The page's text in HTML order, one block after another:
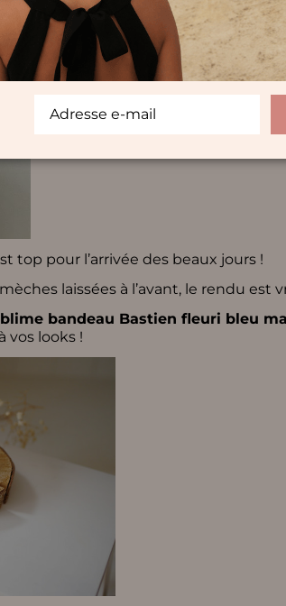
top pour l’arrivée des beaux jours !
laissées à l’avant, le rendu est
bandeau Bastien fleuri bleu
vos looks !